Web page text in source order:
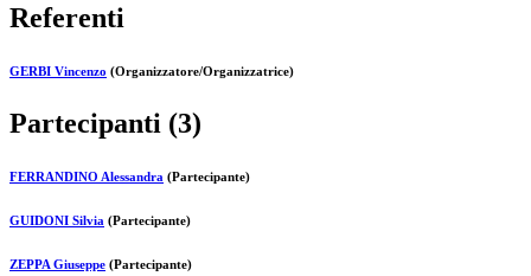
Referenti
GERBI Vincenzo (Organizzatore/Organizzatrice)
Partecipanti (3)
FERRANDINO Alessandra (Partecipante)
GUIDONI Silvia (Partecipante)
ZEPPA Giuseppe (Partecipante)